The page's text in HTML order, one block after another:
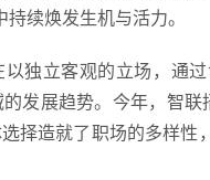
续焕发生机与活力。
独立客观的立场，通
发展趋势。今年，智
择造就了职场的多样